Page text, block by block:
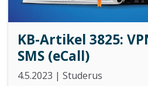
KB-Artikel 3825:
SMS (eCall)
4.5.2023 | Studerus